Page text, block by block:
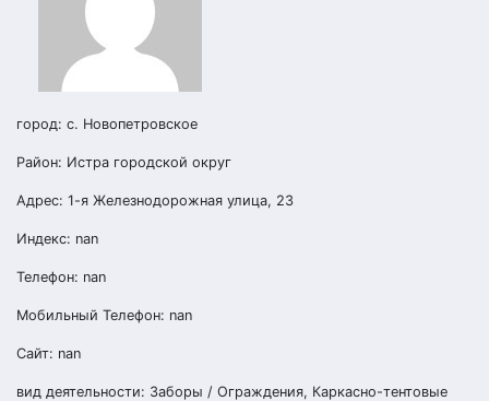
город: с. Новопетровское
Район: Истра городской округ
Адрес: 1-я Железнодорожная улица, 23
Индекс: nan
Телефон: nan
Мобильный Телефон: nan
Сайт: nan
вид деятельности: Заборы / Ограждения, Каркасно-тентовые